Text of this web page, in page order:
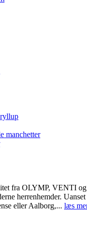
manchetter
fra OLYMP, VENTI
herrenhemder.
eller Aalborg,... læs